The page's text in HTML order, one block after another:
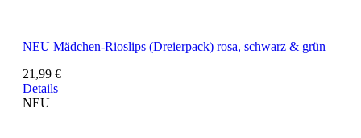
NEU Mädchen-Rioslips (Dreierpack) rosa, schwarz & grün
21,99 €
Details
NEU